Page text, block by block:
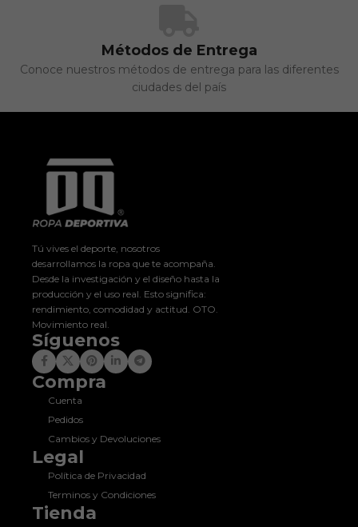
Métodos de Entrega
Conoce nuestros métodos de entrega para las diferentes
ciudades del país
Tú vives el deporte, nosotros
desarrollamos la ropa que te acompaña.
Desde la investigación y el diseño hasta la
producción y el uso real. Esto significa:
rendimiento, comodidad y actitud. OTO.
Movimiento real.
Síguenos
Compra
Cuenta
Pedidos
Cambios y Devoluciones
Legal
Política de Privacidad
Terminos y Condiciones
Tienda